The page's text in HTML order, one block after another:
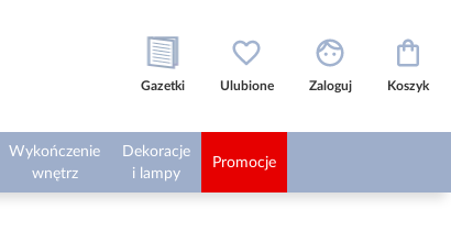
Gazetki Ulubione Zaloguj Koszyk
Wykończenie
wnętrz
Dekoracje
i lampy
Promocje